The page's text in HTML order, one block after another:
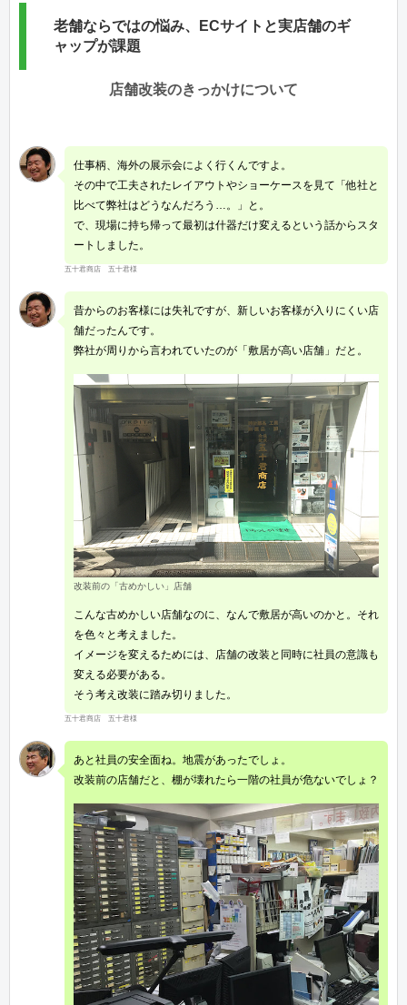
老舗ならではの悩み、ECサイトと実店舗のギ
ャップが課題
店舗改装のきっかけについて
仕事柄、海外の展示会によく行くんですよ。
その中で工夫されたレイアウトやショーケースを見て「他社と
比べて弊社はどうなんだろう…。」と。
で、現場に持ち帰って最初は什器だけ変えるという話からスタ
ートしました。
五十君商店 五十君様
昔からのお客様には失礼ですが、新しいお客様が入りにくい店
舗だったんです。
弊社が周りから言われていたのが「敷居が高い店舗」だと。
改装前の「古めかしい」店舗
こんな古めかしい店舗なのに、なんで敷居が高いのかと。それ
を色々と考えました。
イメージを変えるためには、店舗の改装と同時に社員の意識も
変える必要がある。
そう考え改装に踏み切りました。
五十君商店 五十君様
あと社員の安全面ね。地震があったでしょ。
改装前の店舗だと、棚が壊れたら一階の社員が危ないでしょ？